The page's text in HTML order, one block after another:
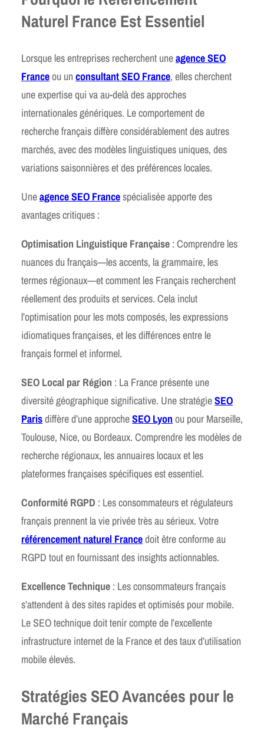
Naturel France Est Essentiel
Lorsque les entreprises recherchent uneagence SEO
Franceou un consultant SEO France, elles cherchent
une expertise qui va au-delà des approches
internationales génériques. Le comportement de
recherche français diffère considérablement des autres
marchés, avec des modèles linguistiques uniques, des
variations saisonnières et des préférences locales.
Uneagence SEO Francespécialisée apporte des
avantages critiques :
Optimisation Linguistique Française : Comprendre les
nuances du français—les accents, la grammaire, les
termes régionaux—et comment les Français recherchent
réellement des produits et services. Cela inclut
l’optimisation pour les mots composés, les expressions
idiomatiques françaises, et les différences entre le
français formel et informel.
SEO Local par Région : La France présente une
diversité géographique significative. Une stratégieSEO
Parisdiffère d’une approcheSEO Lyon ou pour Marseille,
Toulouse, Nice, ou Bordeaux. Comprendre les modèles de
recherche régionaux, les annuaires locaux et les
plateformes françaises spécifiques est essentiel.
Conformité RGPD : Les consommateurs et régulateurs
français prennent la vie privée très au sérieux. Votre
référencement naturel Francedoit être conforme au
RGPD tout en fournissant des insights actionnables.
Excellence Technique : Les consommateurs français
s’attendent à des sites rapides et optimisés pour mobile.
Le SEO technique doit tenir compte de l’excellente
infrastructure internet de la France et des taux d’utilisation
mobile élevés.
Stratégies SEO Avancées pour le
Marché Français